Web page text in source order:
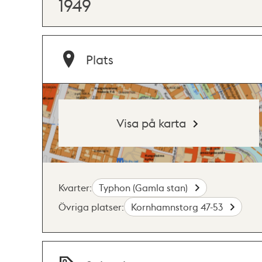
1949
Plats
Visa på karta
Kvarter:
Typhon (Gamla stan)
Övriga platser:
Kornhamnstorg 47-53